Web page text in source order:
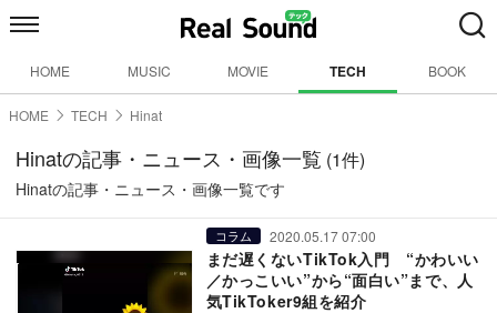
HOME MUSIC MOVIE TECH BOOK
HOME TECH Hinat
Hinatの記事・ニュース・画像一覧 (1件)
Hinatの記事・ニュース・画像一覧です
コラム 2020.05.17 07:00
まだ遅くないTikTok入門 “かわいい
／かっこいい”から“面白い”まで、人
気TikToker9組を紹介